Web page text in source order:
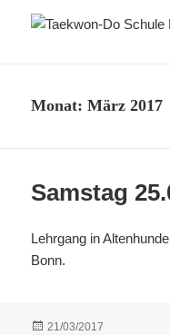
Monat:März 2017
Samstag
Lehrgang in
Bonn.
Veröffentlicht
21/03/2017